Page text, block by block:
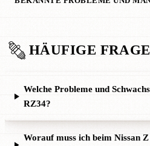
HÄUFIGE
Welche Probleme und
RZ34?
Worauf muss ich beim Nissan